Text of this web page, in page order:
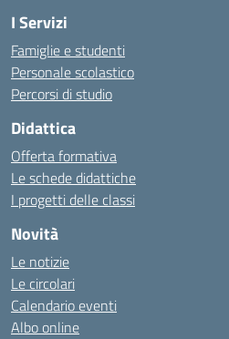
I Servizi
Famiglie e studenti
Personale scolastico
Percorsi di studio
Didattica
Offerta formativa
Le schede didattiche
I progetti delle classi
Novità
Le notizie
Le circolari
Calendario eventi
Albo online